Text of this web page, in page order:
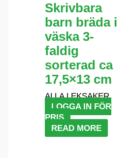
Skrivbara
barn bräda i
väska 3-
faldig
sorterad ca
17,5×13 cm
ALLA LEKSAKER
LOGGA IN FÖR
PRIS
READ MORE